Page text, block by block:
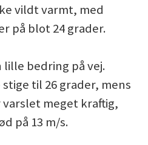
vildt varmt, med
på blot 24 grader.
lille bedring på vej.
til 26 grader, mens
meget kraftig,
på 13 m/s.